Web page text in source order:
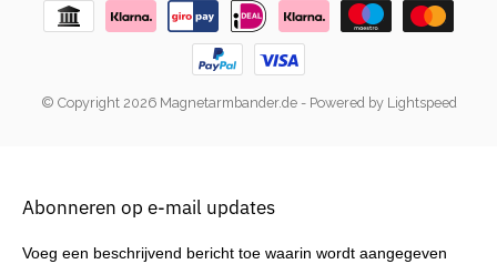
© Copyright 2026 Magnetarmbander.de- Powered by Lightspeed
Abonneren op e-mail updates
Voeg een beschrijvend bericht toe waarin wordt aangegeven